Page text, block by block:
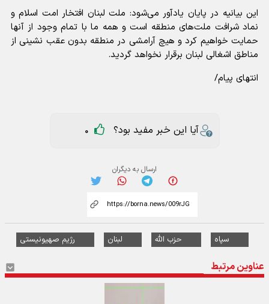
این بیانیه در پایان یادآور می‌شود: ملت لبنان افتخار امت اسلام و
نماد شرافت ملت‌های منطقه است و همه ما با تمام وجود از آنها
حمایت خواهیم کرد و هیچ آرامشی در منطقه بدون عقب نشینی از
مناطق اشغالی لبنان برقرار نخواهد گردید.
انتهای پیام/
آیا این خبر مفید بود؟ 0
ارسال به دیگران
سپاه حزب الله لبنان رژیم صهیونیستی
عناوین مرتبط